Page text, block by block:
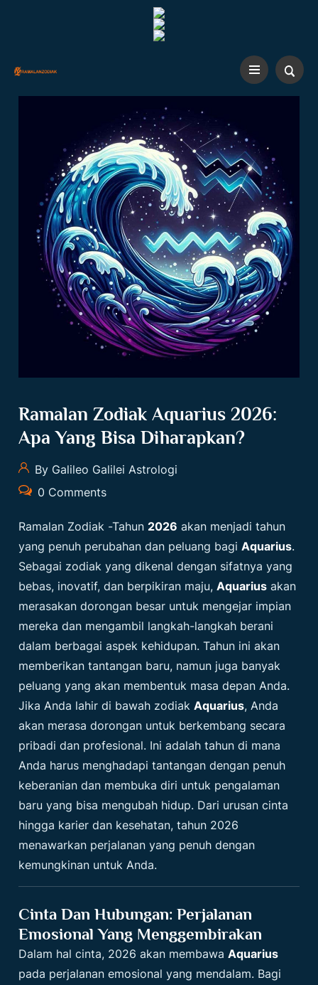
Ramalan Zodiak Aquarius 2026:
Apa Yang Bisa Diharapkan?
By Galileo Galilei Astrologi
0 Comments
Ramalan Zodiak -Tahun2026 akan menjadi tahun
yang penuh perubahan dan peluang bagiAquarius.
Sebagai zodiak yang dikenal dengan sifatnya yang
bebas, inovatif, dan berpikiran maju,Aquarius akan
merasakan dorongan besar untuk mengejar impian
mereka dan mengambil langkah-langkah berani
dalam berbagai aspek kehidupan. Tahun ini akan
memberikan tantangan baru, namun juga banyak
peluang yang akan membentuk masa depan Anda.
Jika Anda lahir di bawah zodiakAquarius, Anda
akan merasa dorongan untuk berkembang secara
pribadi dan profesional. Ini adalah tahun di mana
Anda harus menghadapi tantangan dengan penuh
keberanian dan membuka diri untuk pengalaman
baru yang bisa mengubah hidup. Dari urusan cinta
hingga karier dan kesehatan, tahun 2026
menawarkan perjalanan yang penuh dengan
kemungkinan untuk Anda.
Cinta Dan Hubungan: Perjalanan
Emosional Yang Menggembirakan
Dalam hal cinta, 2026 akan membawaAquarius
pada perjalanan emosional yang mendalam. Bagi